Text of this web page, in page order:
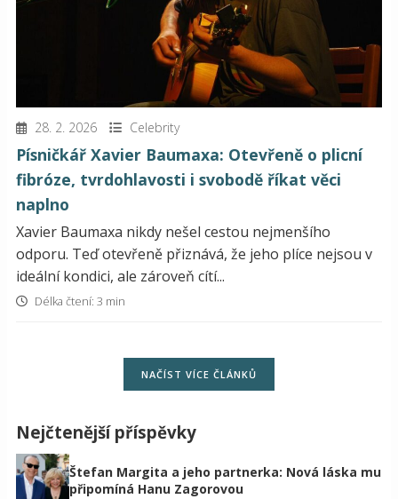
28. 2. 2026 Celebrity
Písničkář Xavier Baumaxa: Otevřeně o plicní
fibróze, tvrdohlavosti i svobodě říkat věci
naplno
Xavier Baumaxa nikdy nešel cestou nejmenšího
odporu. Teď otevřeně přiznává, že jeho plíce nejsou v
ideální kondici, ale zároveň cítí...
Délka čtení: 3 min
NAČÍST VÍCE ČLÁNKŮ
Nejčtenější příspěvky
Štefan Margita a jeho partnerka: Nová láska mu
připomíná Hanu Zagorovou